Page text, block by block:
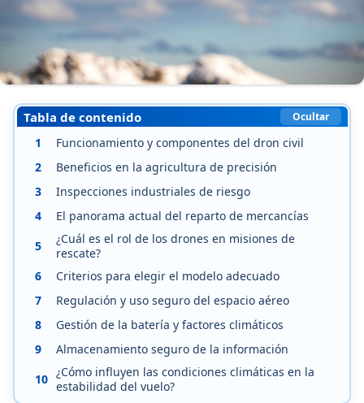
Tabla de contenido Ocultar
1
Funcionamiento y componentes del dron civil
2
Beneficios en la agricultura de precisión
3
Inspecciones industriales de riesgo
4
El panorama actual del reparto de mercancías
5
¿Cuál es el rol de los drones en misiones de
rescate?
6
Criterios para elegir el modelo adecuado
7
Regulación y uso seguro del espacio aéreo
8
Gestión de la batería y factores climáticos
9
Almacenamiento seguro de la información
10 ¿Cómo influyen las condiciones climáticas en la
estabilidad del vuelo?